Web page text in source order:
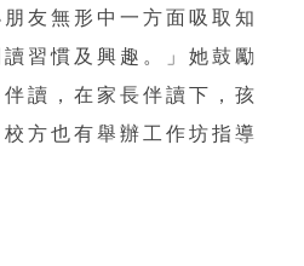
友無形中一方面吸取知
習慣及興趣。」她鼓勵
讀，在家長伴讀下，孩
方也有舉辦工作坊指導